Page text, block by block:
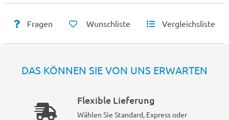
Fragen Wunschliste Vergleichsliste
DAS KÖNNEN SIE VON UNS ERWARTEN
Flexible Lieferung
Wählen Sie Standard, Express oder